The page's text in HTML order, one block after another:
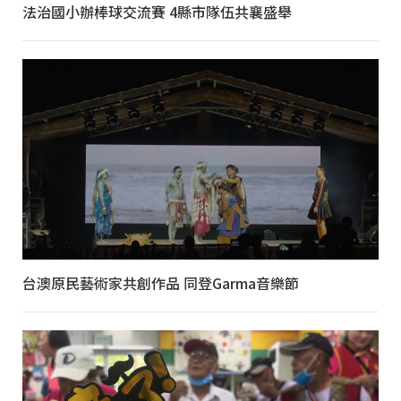
法治國小辦棒球交流賽 4縣市隊伍共襄盛舉
台澳原民藝術家共創作品 同登Garma音樂節